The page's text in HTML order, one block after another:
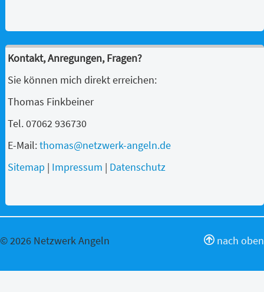
Kontakt, Anregungen, Fragen?
Sie können mich direkt erreichen:
Thomas Finkbeiner
Tel. 07062 936730
E-Mail:thomas@netzwerk-angeln.de
Sitemap | Impressum | Datenschutz
nach oben
© 2026 Netzwerk Angeln